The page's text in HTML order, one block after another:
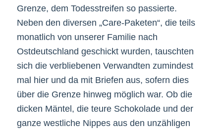
Grenze, dem Todesstreifen so passierte.
Neben den diversen „Care-Paketen“, die teils
monatlich von unserer Familie nach
Ostdeutschland geschickt wurden, tauschten
sich die verbliebenen Verwandten zumindest
mal hier und da mit Briefen aus, sofern dies
über die Grenze hinweg möglich war. Ob die
dicken Mäntel, die teure Schokolade und der
ganze westliche Nippes aus den unzähligen